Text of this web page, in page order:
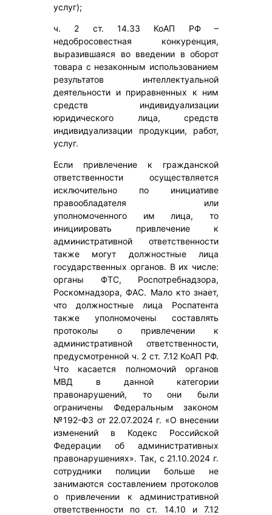
услуг);
ч. 2 ст. 14.33 КоАП РФ –
недобросовестная конкуренция,
выразившаяся во введении в оборот
товара с незаконным использованием
результатов интеллектуальной
деятельности и приравненных к ним
средств индивидуализации
юридического лица, средств
индивидуализации продукции, работ,
услуг.
Если привлечение к гражданской
ответственности осуществляется
исключительно по инициативе
правообладателя или
уполномоченного им лица, то
инициировать привлечение к
административной ответственности
также могут должностные лица
государственных органов. В их числе:
органы ФТС, Роспотребнадзора,
Роскомнадзора, ФАС. Мало кто знает,
что должностные лица Роспатента
также уполномочены составлять
протоколы о привлечении к
административной ответственности,
предусмотренной ч. 2 ст. 7.12 КоАП РФ.
Что касается полномочий органов
МВД в данной категории
правонарушений, то они были
ограничены Федеральным законом
№192-ФЗ от 22.07.2024 г. «О внесении
изменений в Кодекс Российской
Федерации об административных
правонарушениях». Так, с 21.10.2024 г.
сотрудники полиции больше не
занимаются составлением протоколов
о привлечении к административной
ответственности по ст. 14.10 и 7.12